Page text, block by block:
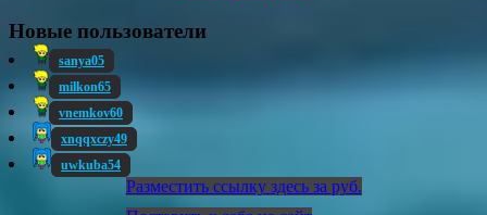
Новые пользователи
sanya05
milkon65
vnemkov60
xnqqxczy49
uwkuba54
Разместить ссылку здесь за руб.